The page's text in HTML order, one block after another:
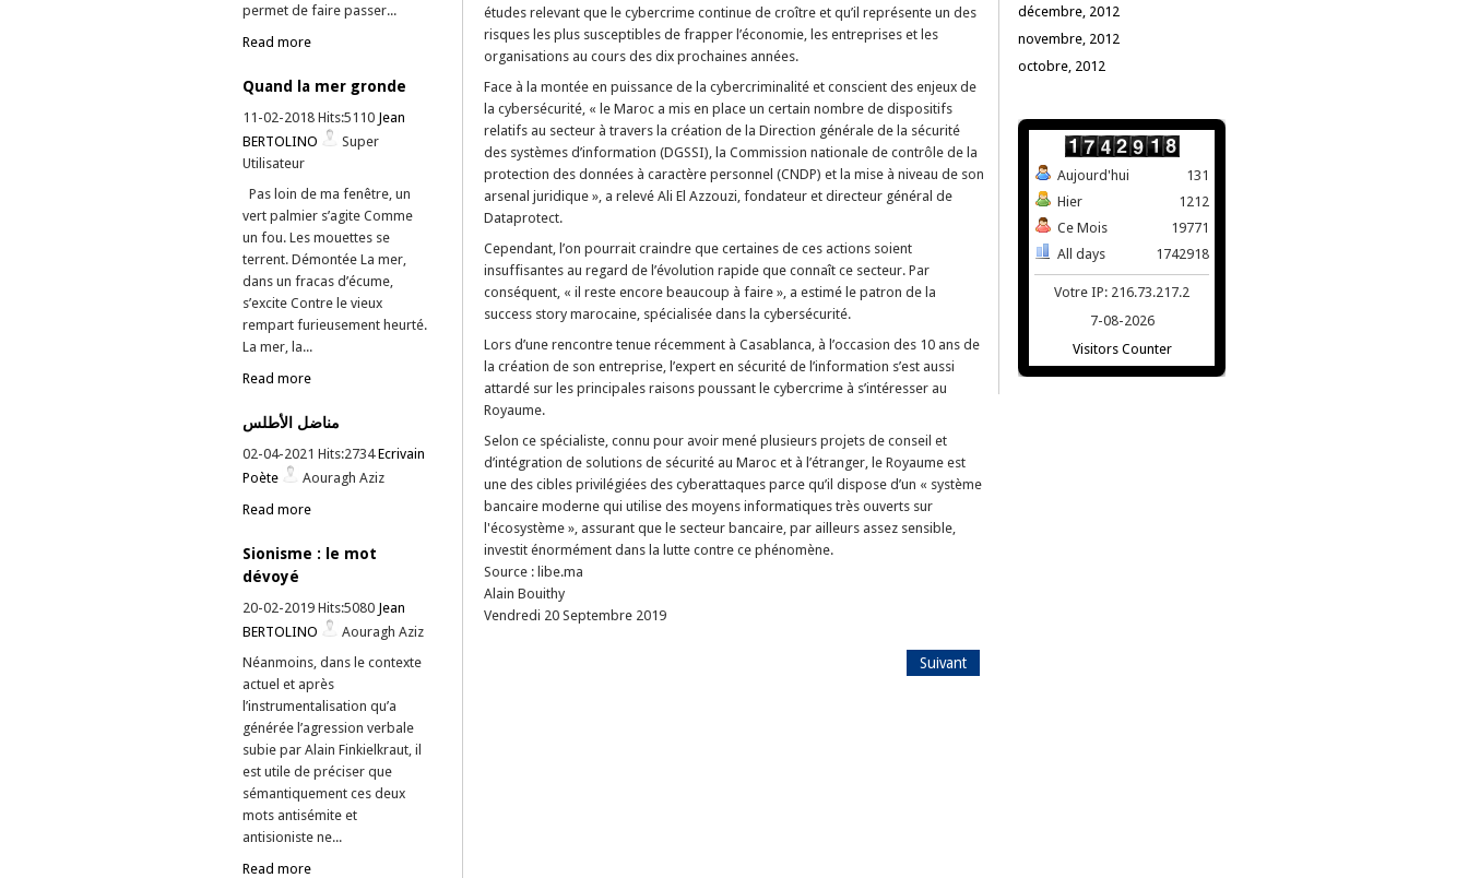
permet de faire passer...
Read more
Quand la mer gronde
11-02-2018 Hits:5110 Jean
BERTOLINO
Super
Utilisateur
Pas loin de ma fenêtre, un
vert palmier s’agite Comme
un fou. Les mouettes se
terrent. Démontée La mer,
dans un fracas d’écume,
s’excite Contre le vieux
rempart furieusement heurté.
La mer, la...
Read more
مناضل الأطلس
02-04-2021 Hits:2734Ecrivain
Poète
Aouragh Aziz
Read more
Sionisme : le mot
dévoyé
20-02-2019 Hits:5080 Jean
BERTOLINO
Aouragh Aziz
Néanmoins, dans le contexte
actuel et après
l’instrumentalisation qu’a
générée l’agression verbale
subie par Alain Finkielkraut, il
est utile de préciser que
sémantiquement ces deux
mots antisémite et
antisioniste ne...
Read more
études relevant que le cybercrime continue de croître et qu’il représente un des
risques les plus susceptibles de frapper l’économie, les entreprises et les
organisations au cours des dix prochaines années.
Face à la montée en puissance de la cybercriminalité et conscient des enjeux de
la cybersécurité, « le Maroc a mis en place un certain nombre de dispositifs
relatifs au secteur à travers la création de la Direction générale de la sécurité
des systèmes d’information (DGSSI), la Commission nationale de contrôle de la
protection des données à caractère personnel (CNDP) et la mise à niveau de son
arsenal juridique », a relevé Ali El Azzouzi, fondateur et directeur général de
Dataprotect.
Cependant, l’on pourrait craindre que certaines de ces actions soient
insuffisantes au regard de l’évolution rapide que connaît ce secteur. Par
conséquent, « il reste encore beaucoup à faire », a estimé le patron de la
success story marocaine, spécialisée dans la cybersécurité.
Lors d’une rencontre tenue récemment à Casablanca, à l’occasion des 10 ans de
la création de son entreprise, l’expert en sécurité de l’information s’est aussi
attardé sur les principales raisons poussant le cybercrime à s’intéresser au
Royaume.
Selon ce spécialiste, connu pour avoir mené plusieurs projets de conseil et
d’intégration de solutions de sécurité au Maroc et à l’étranger, le Royaume est
une des cibles privilégiées des cyberattaques parce qu’il dispose d’un « système
bancaire moderne qui utilise des moyens informatiques très ouverts sur
l'écosystème », assurant que le secteur bancaire, par ailleurs assez sensible,
investit énormément dans la lutte contre ce phénomène.
Source : libe.ma
Alain Bouithy
Vendredi 20 Septembre 2019
Suivant
décembre, 2012
novembre, 2012
octobre, 2012
Aujourd'hui
Hier
Ce Mois
All days
131
1212
19771
1742918
Votre IP: 216.73.217.2
7-08-2026
Visitors Counter